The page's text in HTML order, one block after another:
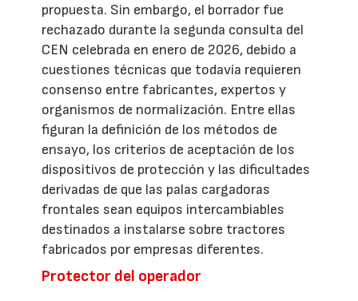
propuesta. Sin embargo, el borrador fue
rechazado durante la segunda consulta del
CEN celebrada en enero de 2026, debido a
cuestiones técnicas que todavía requieren
consenso entre fabricantes, expertos y
organismos de normalización. Entre ellas
figuran la definición de los métodos de
ensayo, los criterios de aceptación de los
dispositivos de protección y las dificultades
derivadas de que las palas cargadoras
frontales sean equipos intercambiables
destinados a instalarse sobre tractores
fabricados por empresas diferentes.
Protector del operador